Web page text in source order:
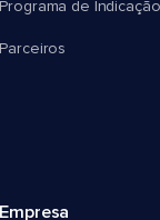
Programa de
Parceiros
Empresa